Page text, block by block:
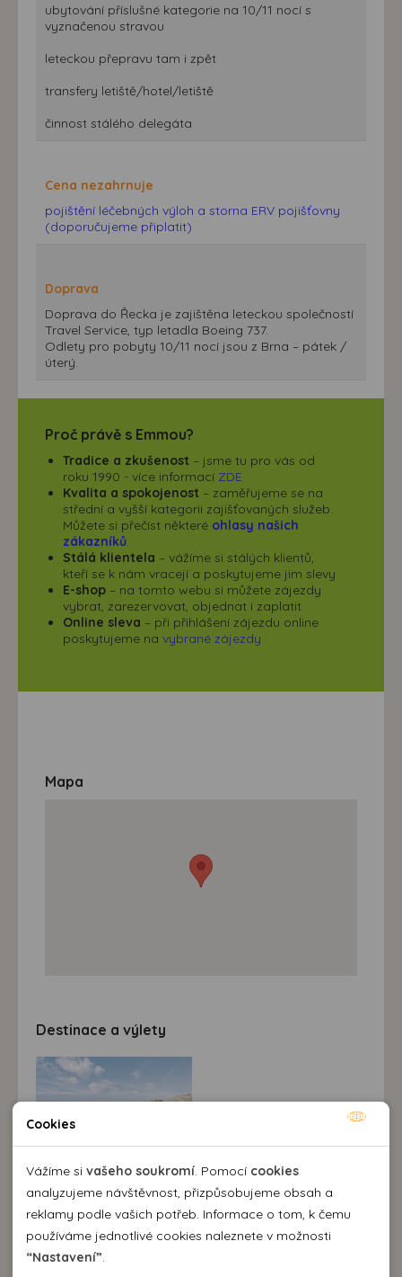
ubytování příslušné kategorie na 10/11 nocí s
vyznačenou stravou
leteckou přepravu tam i zpět
transfery letiště/hotel/letiště
činnost stálého delegáta
Cena nezahrnuje
pojištění léčebných výloh a storna ERV pojišťovny
(doporučujeme připlatit)
Doprava
Doprava do Řecka je zajištěna leteckou společností
Travel Service, typ letadla Boeing 737.
Odlety pro pobyty 10/11 nocí jsou z Brna – pátek /
úterý.
Proč právě s Emmou?
Tradice a zkušenost – jsme tu pro vás od
roku 1990 - více informací ZDE
Kvalita a spokojenost – zaměřujeme se na
střední a vyšší kategorii zajišťovaných služeb.
Můžete si přečíst některé ohlasy našich
zákazníků.
Stálá klientela – vážíme si stálých klientů,
kteří se k nám vracejí a poskytujeme jim slevy
E-shop – na tomto webu si můžete zájezdy
vybrat, zarezervovat, objednat i zaplatit
Online sleva – při přihlášení zájezdu online
poskytujeme na vybrané zájezdy
Mapa
Destinace a výlety
Popis destinace
Je vedle Kamari nejvýznamnějším letoviskem ostrova.
Cookies
Vážíme si vašeho soukromí. Pomocí cookies
analyzujeme návštěvnost, přizpůsobujeme obsah a
reklamy podle vašich potřeb. Informace o tom, k čemu
používáme jednotlivé cookies naleznete v možnosti
“Nastavení”.
Nutné cookies pomáhají, aby byla webová stránka
použitelná tak, že umožní základní funkce jako navigace
stránky a přístup k zabezpečeným sekcím webové stránky.
Webová stránka nemůže správně fungovat bez těchto
cookies.